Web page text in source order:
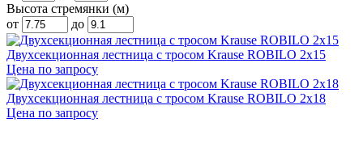
Высота стремянки (м)
от
до
Двухсекционная лестница с тросом Krause ROBILO 2х15
Цена по запросу
Двухсекционная лестница с тросом Krause ROBILO 2х18
Цена по запросу